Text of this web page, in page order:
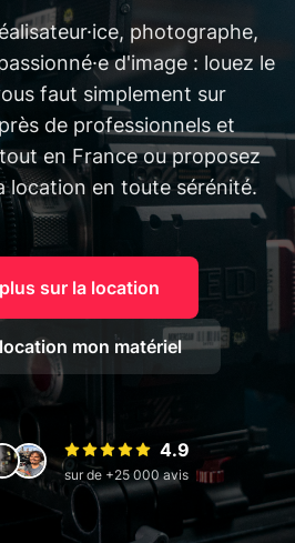
photographe,
d'image : louez le
faut simplement sur
de professionnels et
en France ou proposez
location en toute sérénité.
sur la location
mon matériel
4.9
sur de +25 000 avis